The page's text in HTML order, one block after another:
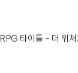
타이틀 - 더